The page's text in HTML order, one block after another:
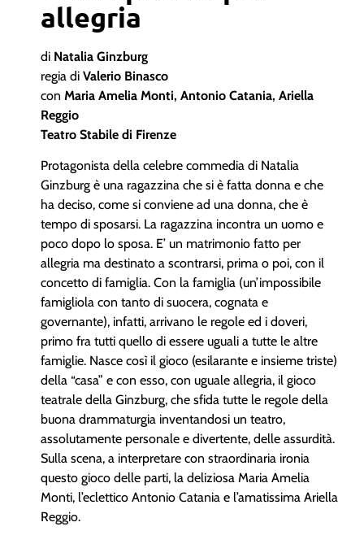
allegria
di Natalia Ginzburg
regia di Valerio Binasco
con Maria Amelia Monti, Antonio Catania, Ariella
Reggio
Teatro Stabile di Firenze
Protagonista della celebre commedia di Natalia
Ginzburg è una ragazzina che si è fatta donna e che
ha deciso, come si conviene ad una donna, che è
tempo di sposarsi. La ragazzina incontra un uomo e
poco dopo lo sposa. E’ un matrimonio fatto per
allegria ma destinato a scontrarsi, prima o poi, con il
concetto di famiglia. Con la famiglia (un’impossibile
famigliola con tanto di suocera, cognata e
governante), infatti, arrivano le regole ed i doveri,
primo fra tutti quello di essere uguali a tutte le altre
famiglie. Nasce così il gioco (esilarante e insieme triste)
della “casa” e con esso, con uguale allegria, il gioco
teatrale della Ginzburg, che sfida tutte le regole della
buona drammaturgia inventandosi un teatro,
assolutamente personale e divertente, delle assurdità.
Sulla scena, a interpretare con straordinaria ironia
questo gioco delle parti, la deliziosa Maria Amelia
Monti, l’eclettico Antonio Catania e l’amatissima Ariella
Reggio.